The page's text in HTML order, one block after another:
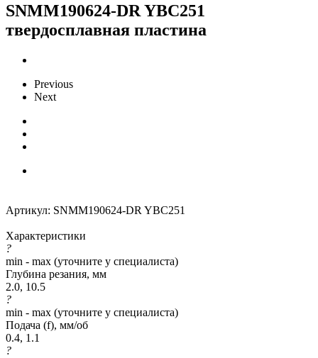
SNMM190624-DR YBC251
твердосплавная пластина
Previous
Next
Артикул: SNMM190624-DR YBC251
Характеристики
?
min - max (уточните у специалиста)
Глубина резания, мм
2.0, 10.5
?
min - max (уточните у специалиста)
Подача (f), мм/об
0.4, 1.1
?